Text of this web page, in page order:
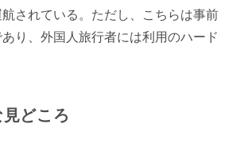
されている。ただし、こちらは事前
り、外国人旅行者には利用のハード
どころ